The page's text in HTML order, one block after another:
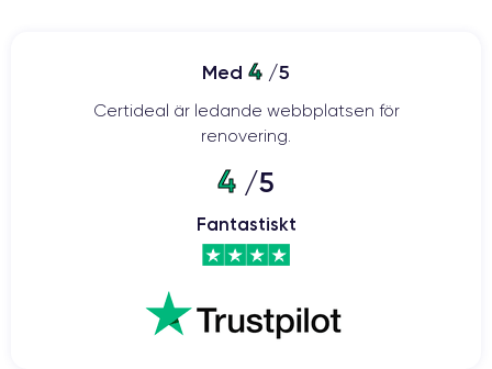
Med 4 /5
Certideal är ledande webbplatsen för
renovering.
4 /5
Fantastiskt